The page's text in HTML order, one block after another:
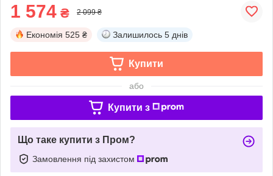
1 574 ₴ 2 099 ₴
Економія 525 ₴ Залишилось 5 днів
Купити
або
Купити з
Що таке купити з Пром?
Замовлення під захистом